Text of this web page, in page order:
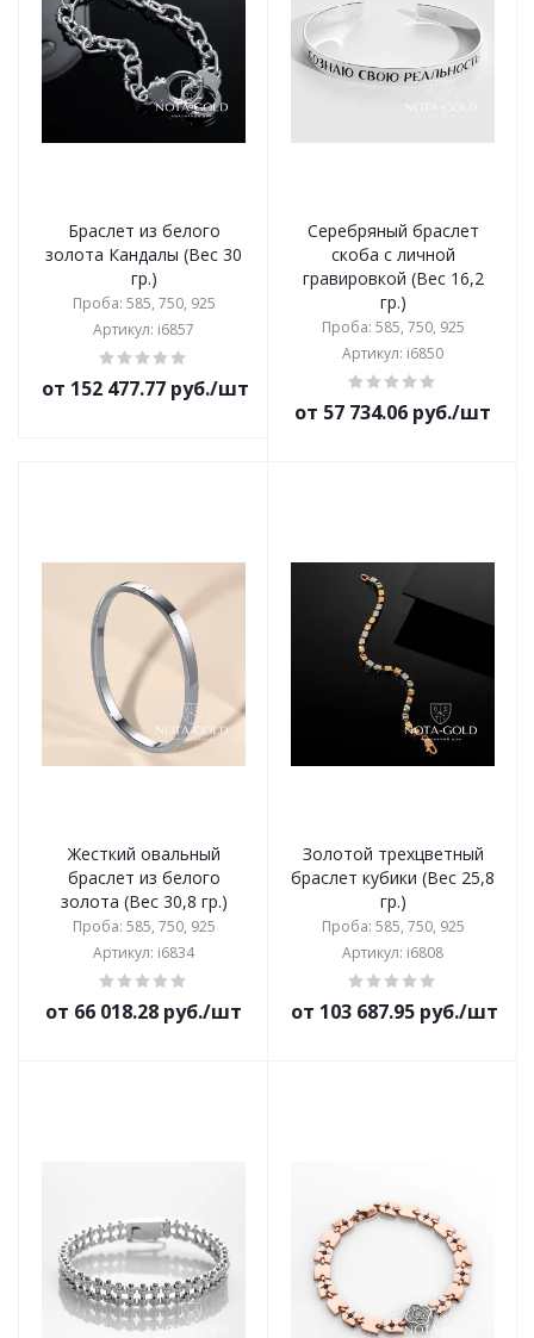
Браслет из белого
золота Кандалы (Вес 30
гр.)
Проба: 585, 750, 925
Артикул: i6857
от 152 477.77 руб./шт
Серебряный браслет
скоба с личной
гравировкой (Вес 16,2
гр.)
Проба: 585, 750, 925
Артикул: i6850
от 57 734.06 руб./шт
Жесткий овальный
браслет из белого
золота (Вес 30,8 гр.)
Проба: 585, 750, 925
Артикул: i6834
от 66 018.28 руб./шт
Золотой трехцветный
браслет кубики (Вес 25,8
гр.)
Проба: 585, 750, 925
Артикул: i6808
от 103 687.95 руб./шт